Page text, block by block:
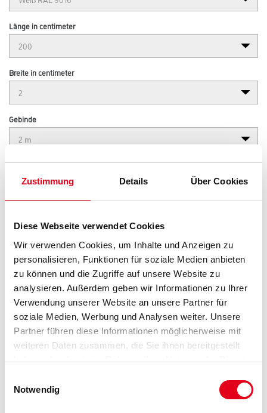
Zustimmung Details Über Cookies
Diese Webseite verwendet Cookies
Wir verwenden Cookies, um Inhalte und Anzeigen zu
personalisieren, Funktionen für soziale Medien anbieten
zu können und die Zugriffe auf unsere Website zu
analysieren. Außerdem geben wir Informationen zu Ihrer
Verwendung unserer Website an unsere Partner für
soziale Medien, Werbung und Analysen weiter. Unsere
Partner führen diese Informationen möglicherweise mit
weiteren Daten zusammen, die Sie ihnen bereitgestellt
haben oder die sie im Rahmen Ihrer Nutzung der Dienste
Notwendig
Länge in centimeter
Breite in centimeter
Gebinde
VIELLEICHT GEFÄLLT IHNEN AUCH...